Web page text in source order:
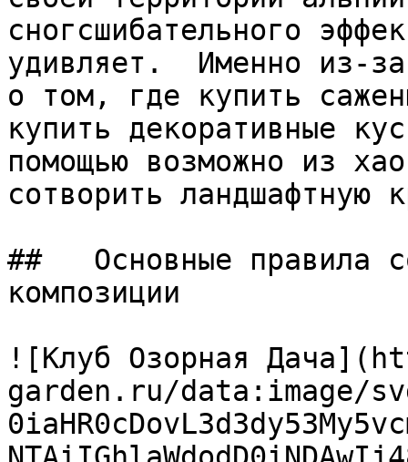
сногсшибательного
удивляет.  Именно из-
о том, где купить
купить декоративные
помощью возможно из
сотворить ландшафтную
##   Основные правила
композиции
![Клуб Озорная
garden.ru/data:image/